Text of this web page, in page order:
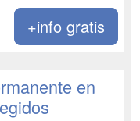
+info gratis
en